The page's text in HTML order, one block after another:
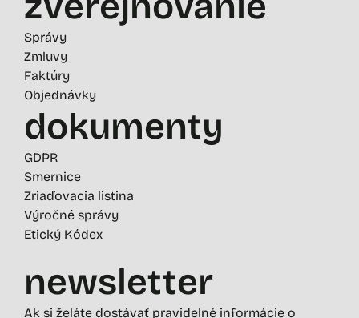
Správy
Zmluvy
Faktúry
Objednávky
dokumenty
GDPR
Smernice
Zriaďovacia listina
Výročné správy
Etický Kódex
newsletter
Ak si želáte dostávať pravidelné informácie o